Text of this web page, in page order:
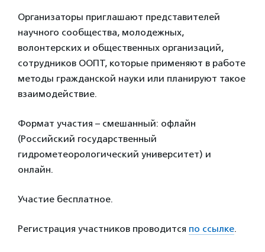
Организаторы приглашают представителей
научного сообщества, молодежных,
волонтерских и общественных организаций,
сотрудников ООПТ, которые применяют в работе
методы гражданской науки или планируют такое
взаимодействие.
Формат участия – смешанный: офлайн
(Российский государственный
гидрометеорологический университет) и
онлайн.
Участие бесплатное.
Регистрация участников проводится по ссылке.